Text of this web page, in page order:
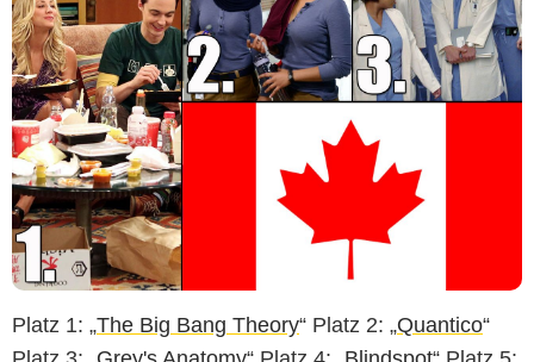
Platz 1: „The Big Bang Theory“ Platz 2: „Quantico“